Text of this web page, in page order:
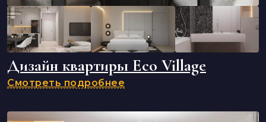
Дизайн квартиры Eco Village
Смотреть подробнее